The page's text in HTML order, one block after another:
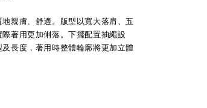
親膚、舒適。版型以寬大落肩、五
著用更加俐落。下擺配置抽繩設
長度，著用時整體輪廓將更加立體